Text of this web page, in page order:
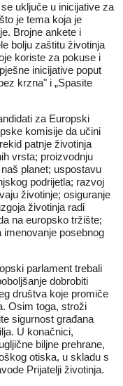
uključe u inicijative za
je tema koja je
Brojne ankete i
bolju zaštitu životinja
koriste za pokuse i
inicijative poput
krzna" i „Spasite
za Europski
komisije da učini
patnje životinja
vrsta; proizvodnju
planet; uspostavu
podrijetla; razvoj
životinje; osiguranje
životinja radi
na europsko tržište;
posebnog
parlament trebali
dobrobiti
društva koje promiče
Osim toga, stroži
sigurnost građana
U konačnici,
biljne prehrane,
otiska, u skladu s
Prijatelji životinja.